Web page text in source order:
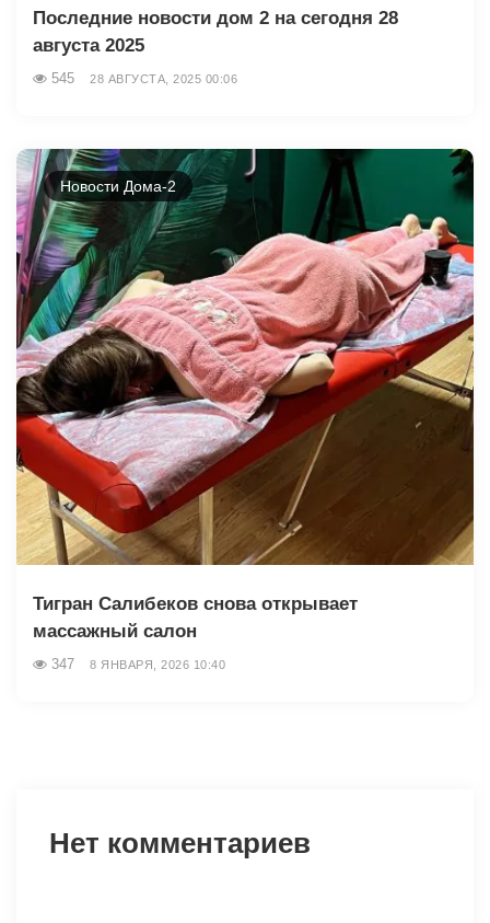
Последние новости дом 2 на сегодня 28
августа 2025
545 28 АВГУСТА, 2025 00:06
Новости Дома-2
Тигран Салибеков снова открывает
массажный салон
347 8 ЯНВАРЯ, 2026 10:40
Нет комментариев